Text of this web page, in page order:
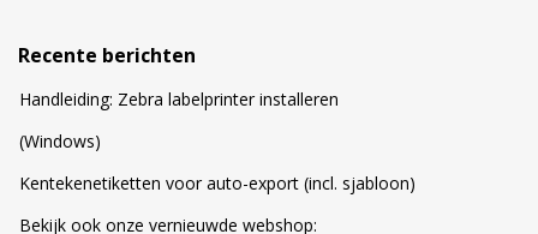
Recente berichten
Handleiding: Zebra labelprinter installeren
(Windows)
Kentekenetiketten voor auto-export (incl. sjabloon)
Bekijk ook onze vernieuwde webshop: